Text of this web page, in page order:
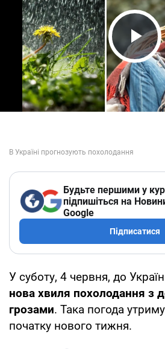
Play
Будьте першими у
підпишіться на
Google
Підписатися
У суботу, 4 червня, до
нова хвиля похолодання з
грозами. Така погода
початку нового тижня.